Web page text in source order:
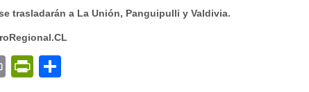
trasladarán a La Unión, Panguipulli y Valdivia.
P
P